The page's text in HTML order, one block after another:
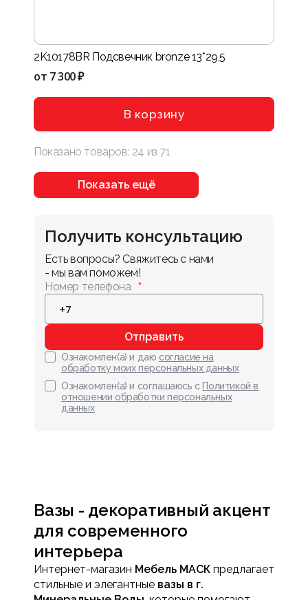
2K10178BR Подсвечник bronze 13*29,5
от 7 300 ₽
В корзину
Показано товаров: 24 из 71
Показать ещё
Получить консультацию
Есть вопросы? Свяжитесь с нами
- мы вам поможем!
Номер телефона
Отправить
Ознакомлен(а) и даю согласие на
обработку моих персональных данных
Ознакомлен(а) и соглашаюсь с Политикой в
отношении обработки персональных
данных
Вазы - декоративный акцент
для современного
интерьера
Интернет-магазин Мебель МАСК предлагает
стильные и элегантные вазы в г.
Минеральные Воды , которые помогают